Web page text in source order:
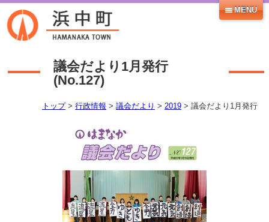
MENU
議会だより1月発行
(No.127)
トップ> 行政情報 > 議会だより > 2019 > 議会だより1月発行